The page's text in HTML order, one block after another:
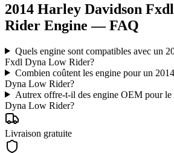
2014 Harley Davidson
Rider Engine — FAQ
Quels engine sont compatibles avec un
Fxdl Dyna Low Rider?
Combien coûtent les engine pour un
Dyna Low Rider?
Autrex offre-t-il des engine OEM pour
Dyna Low Rider?
Livraison gratuite